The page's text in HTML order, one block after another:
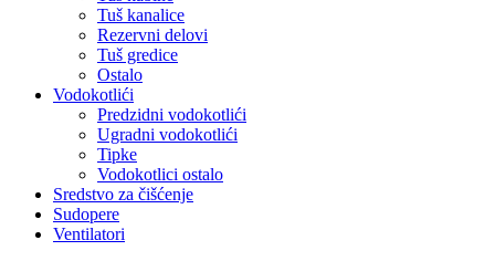
Tuš kanalice
Rezervni delovi
Tuš gredice
Ostalo
Vodokotlići
Predzidni vodokotlići
Ugradni vodokotlići
Tipke
Vodokotlici ostalo
Sredstvo za čišćenje
Sudopere
Ventilatori